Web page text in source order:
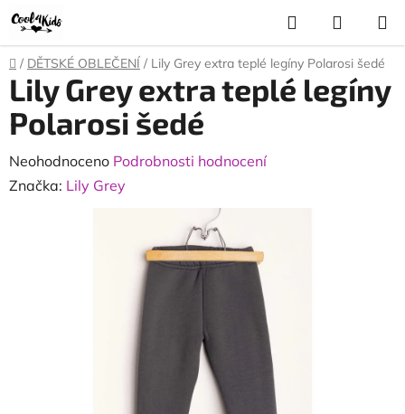
Přejít
na
obsah
Hledat
KOŠÍK
Domů
/ DĚTSKÉ OBLEČENÍ / Lily Grey extra teplé legíny Polarosi šedé
Lily Grey extra teplé legíny
Polarosi šedé
Průměrné
hodnocení
Neohodnoceno Podrobnosti hodnocení
Značka: Lily Grey